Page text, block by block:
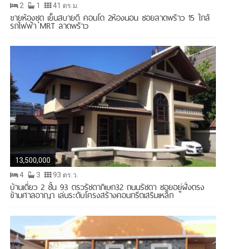
2
1 41 ตร.ม.
ขายห้องชุด เย็นสบายดี คอนโด 2ห้องนอน ซอยลาดพร้าว 15 ใกล้
รถไฟฟ้า MRT ลาดพร้าว
13,500,000
4
3 93 ตร.ว.
บ้านเดี่ยว 2 ชั้น 93 ตรวรัชดาภิเษก32 ถนนรัชดา ซอยอยู่ฝั่งตรง
ข้ามศาลอาญา เล่นระดับโครงสร้างคอนกรีตเสริมเหล็ก